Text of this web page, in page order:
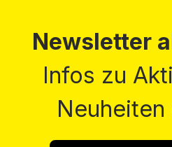
Newsletter
Infos zu
Neuheiten